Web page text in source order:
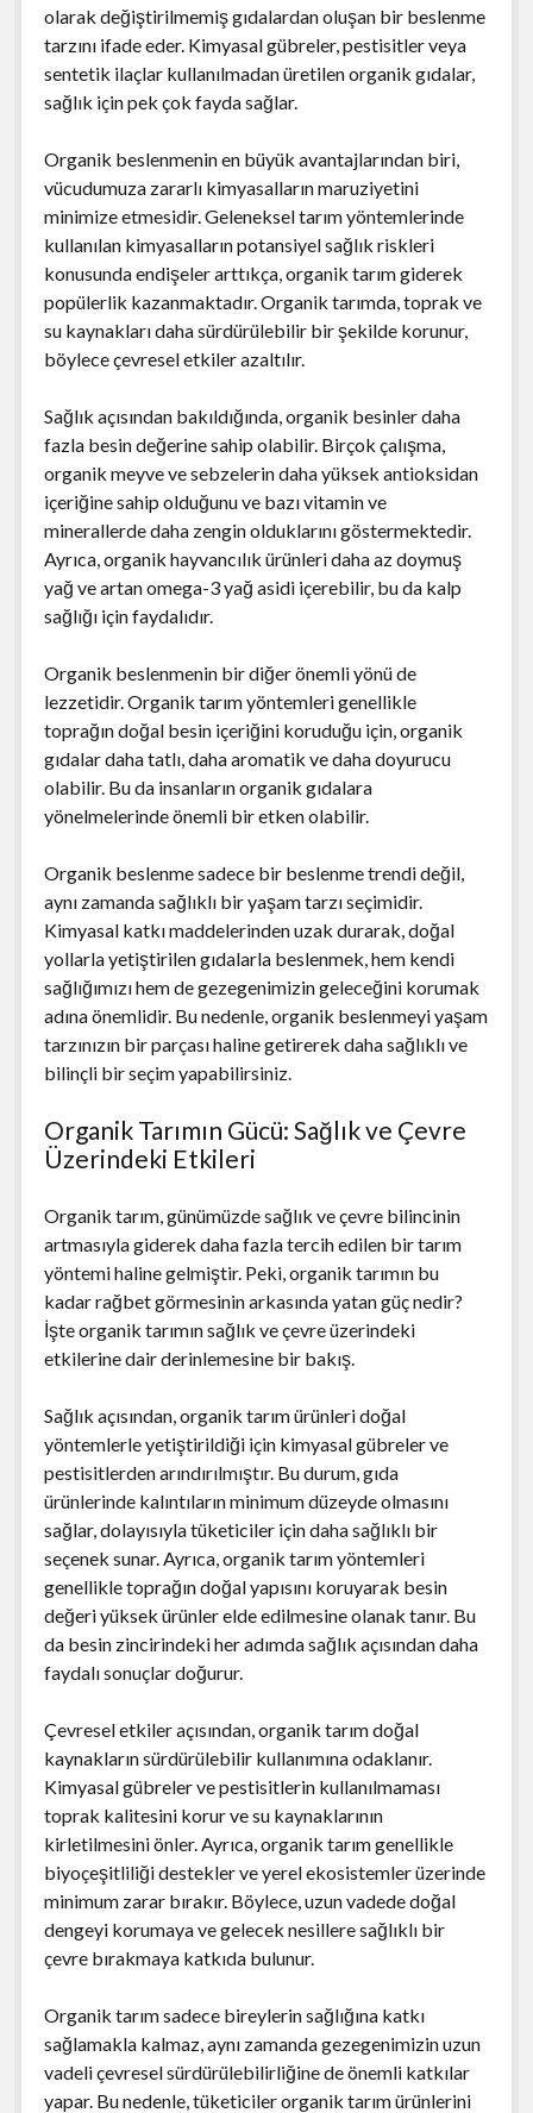
olarak değiştirilmemiş gıdalardan oluşan bir beslenme
tarzını ifade eder. Kimyasal gübreler, pestisitler veya
sentetik ilaçlar kullanılmadan üretilen organik gıdalar,
sağlık için pek çok fayda sağlar.
Organik beslenmenin en büyük avantajlarından biri,
vücudumuza zararlı kimyasalların maruziyetini
minimize etmesidir. Geleneksel tarım yöntemlerinde
kullanılan kimyasalların potansiyel sağlık riskleri
konusunda endişeler arttıkça, organik tarım giderek
popülerlik kazanmaktadır. Organik tarımda, toprak ve
su kaynakları daha sürdürülebilir bir şekilde korunur,
böylece çevresel etkiler azaltılır.
Sağlık açısından bakıldığında, organik besinler daha
fazla besin değerine sahip olabilir. Birçok çalışma,
organik meyve ve sebzelerin daha yüksek antioksidan
içeriğine sahip olduğunu ve bazı vitamin ve
minerallerde daha zengin olduklarını göstermektedir.
Ayrıca, organik hayvancılık ürünleri daha az doymuş
yağ ve artan omega-3 yağ asidi içerebilir, bu da kalp
sağlığı için faydalıdır.
Organik beslenmenin bir diğer önemli yönü de
lezzetidir. Organik tarım yöntemleri genellikle
toprağın doğal besin içeriğini koruduğu için, organik
gıdalar daha tatlı, daha aromatik ve daha doyurucu
olabilir. Bu da insanların organik gıdalara
yönelmelerinde önemli bir etken olabilir.
Organik beslenme sadece bir beslenme trendi değil,
aynı zamanda sağlıklı bir yaşam tarzı seçimidir.
Kimyasal katkı maddelerinden uzak durarak, doğal
yollarla yetiştirilen gıdalarla beslenmek, hem kendi
sağlığımızı hem de gezegenimizin geleceğini korumak
adına önemlidir. Bu nedenle, organik beslenmeyi yaşam
tarzınızın bir parçası haline getirerek daha sağlıklı ve
bilinçli bir seçim yapabilirsiniz.
Organik Tarımın Gücü: Sağlık ve Çevre
Üzerindeki Etkileri
Organik tarım, günümüzde sağlık ve çevre bilincinin
artmasıyla giderek daha fazla tercih edilen bir tarım
yöntemi haline gelmiştir. Peki, organik tarımın bu
kadar rağbet görmesinin arkasında yatan güç nedir?
İşte organik tarımın sağlık ve çevre üzerindeki
etkilerine dair derinlemesine bir bakış.
Sağlık açısından, organik tarım ürünleri doğal
yöntemlerle yetiştirildiği için kimyasal gübreler ve
pestisitlerden arındırılmıştır. Bu durum, gıda
ürünlerinde kalıntıların minimum düzeyde olmasını
sağlar, dolayısıyla tüketiciler için daha sağlıklı bir
seçenek sunar. Ayrıca, organik tarım yöntemleri
genellikle toprağın doğal yapısını koruyarak besin
değeri yüksek ürünler elde edilmesine olanak tanır. Bu
da besin zincirindeki her adımda sağlık açısından daha
faydalı sonuçlar doğurur.
Çevresel etkiler açısından, organik tarım doğal
kaynakların sürdürülebilir kullanımına odaklanır.
Kimyasal gübreler ve pestisitlerin kullanılmaması
toprak kalitesini korur ve su kaynaklarının
kirletilmesini önler. Ayrıca, organik tarım genellikle
biyoçeşitliliği destekler ve yerel ekosistemler üzerinde
minimum zarar bırakır. Böylece, uzun vadede doğal
dengeyi korumaya ve gelecek nesillere sağlıklı bir
çevre bırakmaya katkıda bulunur.
Organik tarım sadece bireylerin sağlığına katkı
sağlamakla kalmaz, aynı zamanda gezegenimizin uzun
vadeli çevresel sürdürülebilirliğine de önemli katkılar
yapar. Bu nedenle, tüketiciler organik tarım ürünlerini